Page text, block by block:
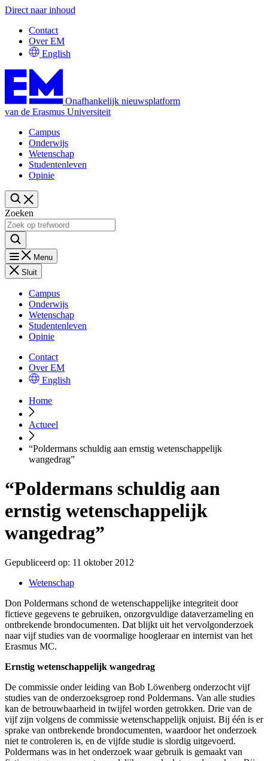
Direct naar inhoud
Contact
Over EM
English
Onafhankelijk nieuwsplatform
van de Erasmus Universiteit
Campus
Onderwijs
Wetenschap
Studentenleven
Opinie
Zoeken
Menu
Sluit
Campus
Onderwijs
Wetenschap
Studentenleven
Opinie
Contact
Over EM
English
Home
Actueel
“Poldermans schuldig aan ernstig wetenschappelijk
wangedrag”
“Poldermans schuldig aan
ernstig wetenschappelijk
wangedrag”
Gepubliceerd op: 11 oktober 2012
Wetenschap
Don Poldermans schond de wetenschappelijke integriteit door
fictieve gegevens te gebruiken, onzorgvuldige dataverzameling en
ontbrekende brondocumenten. Dat blijkt uit het vervolgonderzoek
naar vijf studies van de voormalige hoogleraar en internist van het
Erasmus MC.
Ernstig wetenschappelijk wangedrag
De commissie onder leiding van Bob Löwenberg onderzocht vijf
studies van de onderzoeksgroep rond Poldermans. Van alle studies
kan de betrouwbaarheid in twijfel worden getrokken. Drie van de
vijf zijn volgens de commissie wetenschappelijk onjuist. Bij één is er
sprake van ontbrekende brondocumenten, waardoor het onderzoek
niet te controleren is, en de vijfde studie is slordig uitgevoerd.
Poldermans was in het onderzoek waar gebruik is gemaakt van